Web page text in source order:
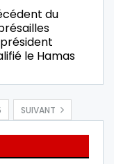
du
le Hamas
SUIVANT